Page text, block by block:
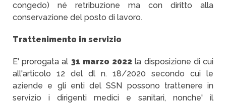
congedo) né retribuzione ma con diritto alla
conservazione del posto di lavoro.
Trattenimento in servizio
E' prorogata al 31 marzo 2022la disposizione di cui
all'articolo 12 del dl n. 18/2020 secondo cui le
aziende e gli enti del SSN possono trattenere in
servizio i dirigenti medici e sanitari, nonche' il